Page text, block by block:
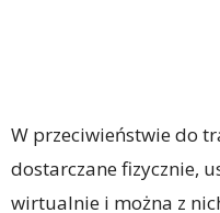
W przeciwieństwie do
dostarczane fizycznie,
wirtualnie i można z